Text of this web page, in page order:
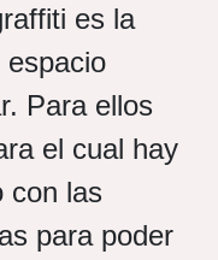
es la
espacio
Para ellos
el cual hay
con las
para poder